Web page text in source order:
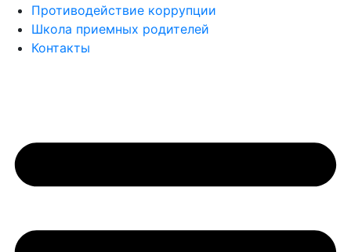
Противодействие коррупции
Школа приемных родителей
Контакты